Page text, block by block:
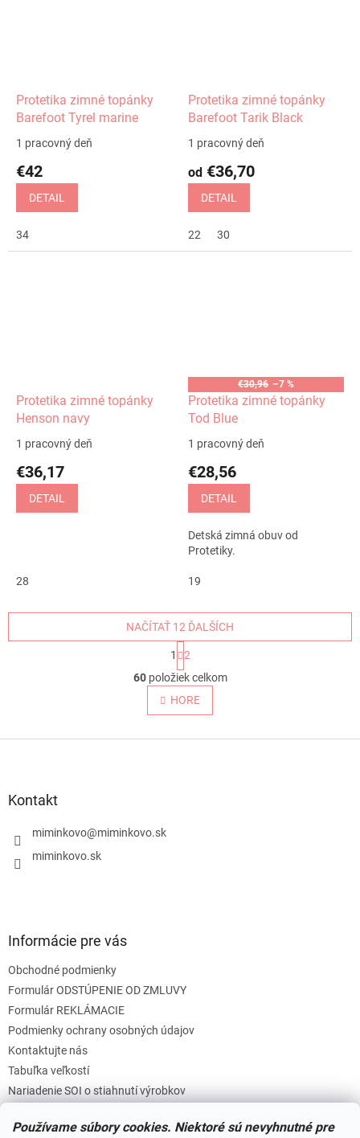
Používame súbory cookies. Niektoré sú nevyhnutné pre
Protetika zimné topánky
Barefoot Tyrel marine
1 pracovný deň
€42
DETAIL
34
Protetika zimné topánky
Barefoot Tarik Black
1 pracovný deň
od €36,70
DETAIL
22 30
Protetika zimné topánky
Henson navy
1 pracovný deň
€36,17
DETAIL
28
€30,96 –7 %
Protetika zimné topánky
Tod Blue
1 pracovný deň
€28,56
DETAIL
Detská zimná obuv od
Protetiky.
19
O
v
l
á
NAČÍTAŤ 12 ĎALŠÍCH
S
t
r
á
n
k
v
1
2
60položiek celkom
HORE
Kontakt
miminkovo@miminkovo.sk
miminkovo.sk
Informácie pre vás
Obchodné podmienky
Formulár ODSTÚPENIE OD ZMLUVY
Formulár REKLÁMACIE
Podmienky ochrany osobných údajov
Kontaktujte nás
Tabuľka veľkostí
Nariadenie SOI o stiahnutí výrobkov
Zásady súborov COOKIES